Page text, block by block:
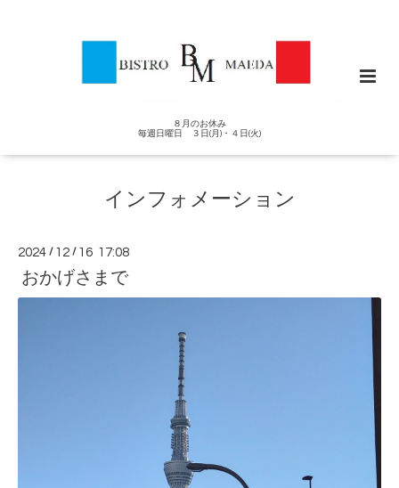
８月のお休み
毎週日曜日 ３日(月)・４日(火)
インフォメーション
2024 / 12 / 16 17:08
おかげさまで